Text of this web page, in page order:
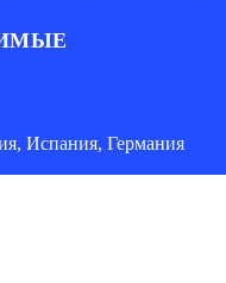
Испания, Германия